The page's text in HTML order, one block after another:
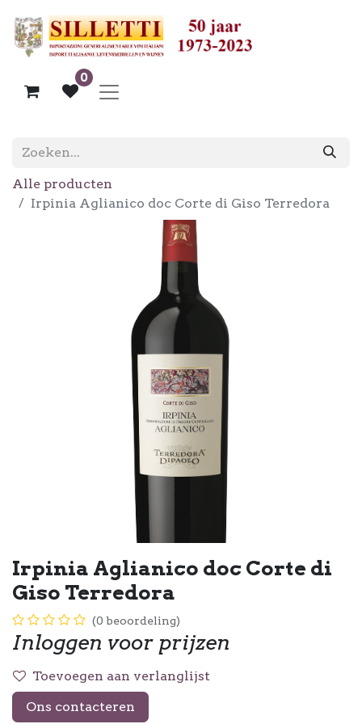
0
Alle producten
Irpinia Aglianico doc Corte di Giso Terredora
Irpinia Aglianico doc Corte di
Giso Terredora
(0 beoordeling)
Inloggen voor prijzen
Toevoegen aan verlanglijst
Ons contacteren